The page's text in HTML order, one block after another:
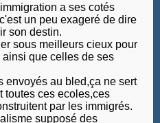
a ses cotés
un peu exageré de dire
son destin.
sous meilleurs cieux pour
que celles de ses
envoyés au bled,ça ne sert
toutes ces ecoles,ces
par les immigrés.
supposé des